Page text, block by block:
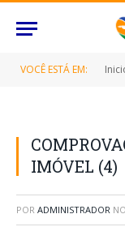
VOCÊ ESTÁ EM:
IMÓVEL (4)
POR ADMINISTRADOR NO